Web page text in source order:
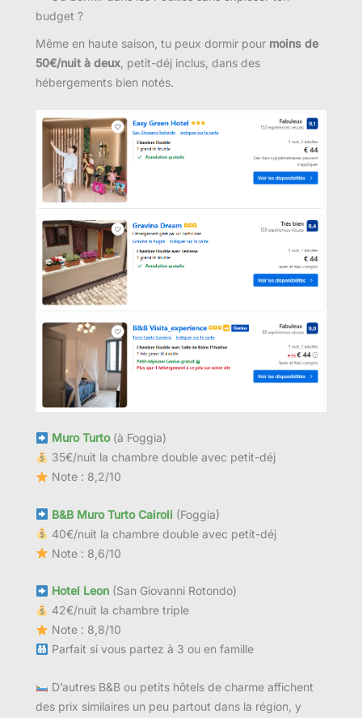
budget ?
Même en haute saison, tu peux dormir pour moins de
50€/nuit à deux , petit-déj inclus, dans des
hébergements bien notés.
Muro Turto(à Foggia)
35€/nuit la chambre double avec petit-déj
Note : 8,2/10
B&B Muro Turto Cairoli (Foggia)
40€/nuit la chambre double avec petit-déj
Note : 8,6/10
Hotel Leon(San Giovanni Rotondo)
42€/nuit la chambre triple
Note : 8,8/10
Parfait si vous partez à 3 ou en famille
D’autres B&B ou petits hôtels de charme affichent
des prix similaires un peu partout dans la région, y